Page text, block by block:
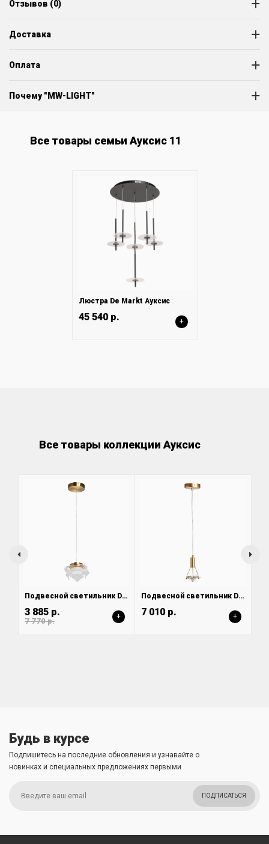
Отзывов (0)
Доставка
Оплата
Почему "MW-LIGHT"
Все товары семьи Ауксис 11
Люстра De Markt Ауксис
45 540 р. +
Все товары коллекции Ауксис
Подвесной светильник DeMarkt Ауксис 722012101
3 885 р.
7 770 р. +
Подвесной светильник DeMarkt Ауксис 722012301
7 010 р. +
Будь в курсе
Подпишитесь на последние обновления и узнавайте о
новинках и специальных предложениях первыми
ПОДПИСАТЬСЯ